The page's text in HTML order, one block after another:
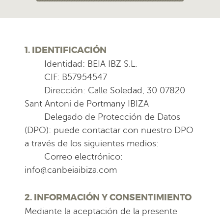
1. IDENTIFICACIÓN
Identidad: BEIA IBZ S.L.
CIF: B57954547
Dirección: Calle Soledad, 30 07820
Sant Antoni de Portmany IBIZA
Delegado de Protección de Datos
(DPO): puede contactar con nuestro DPO
a través de los siguientes medios:
Correo electrónico:
info@canbeiaibiza.com
2. INFORMACIÓN Y CONSENTIMIENTO
Mediante la aceptación de la presente